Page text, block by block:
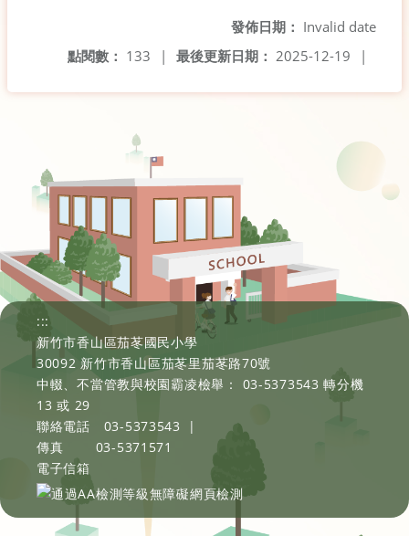
發佈日期： Invalid date
最後更新日期： 2025-12-19 |
點閱數： 133 |
:::
新竹市香山區茄苳國民小學
30092 新竹市香山區茄苳里茄苳路70號
中輟、不當管教與校園霸凌檢舉： 03-5373543 轉分機
13 或 29
聯絡電話
03-5373543
|
傳真
03-5371571
電子信箱